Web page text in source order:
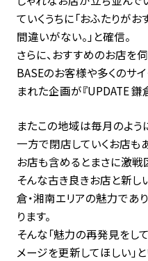
ていくうちに「おふたりが
間違いがない。」と確信。
さらに、おすすめのお店を
BASEのお客様や多くのサ
まれた企画が『UPDATE 鎌
またこの地域は毎月のよう
一方で閉店していくお店も
お店も含めるとまさに激戦
そんな古き良きお店と新
倉・湘南エリアの魅力であ
ります。
そんな「魅力の再発見をし
メージを更新してほしい」